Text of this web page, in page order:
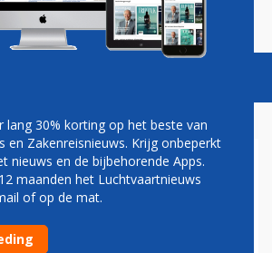
Podcasts Vacatures
VOOR
IN TWENTE
lang 30% korting op het beste van
en Zakenreisnieuws. Krijg onbeperkt
nieuws en de bijbehorende Apps.
maanden het Luchtvaartnieuws
of op de mat.